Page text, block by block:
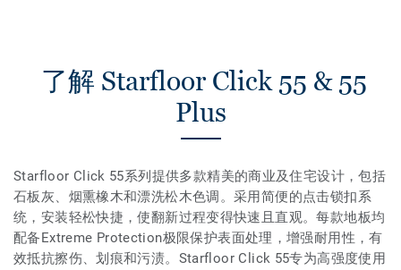
了解 Starfloor Click 55 & 55
Plus
Starfloor Click 55系列提供多款精美的商业及住宅设计，包括
石板灰、烟熏橡木和漂洗松木色调。采用简便的点击锁扣系
统，安装轻松快捷，使翻新过程变得快速且直观。每款地板均
配备Extreme Protection极限保护表面处理，增强耐用性，有
效抵抗擦伤、划痕和污渍。Starfloor Click 55专为高强度使用